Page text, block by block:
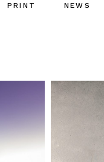
PRINT NEWS